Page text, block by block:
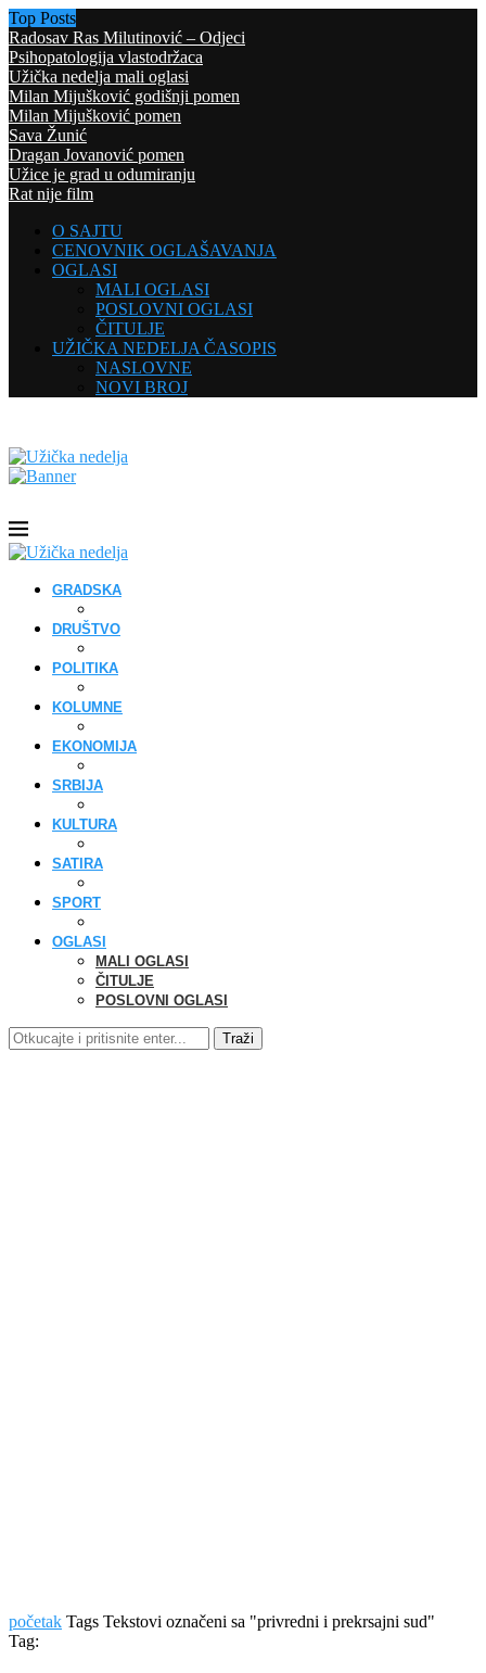
Top Posts
Radosav Ras Milutinović – Odjeci
Psihopatologija vlastodržaca
Užička nedelja mali oglasi
Milan Mijušković godišnji pomen
Milan Mijušković pomen
Sava Žunić
Dragan Jovanović pomen
Užice je grad u odumiranju
Rat nije film
O SAJTU
CENOVNIK OGLAŠAVANJA
OGLASI
MALI OGLASI
POSLOVNI OGLASI
ČITULJE
UŽIČKA NEDELJA ČASOPIS
NASLOVNE
NOVI BROJ
GRADSKA
DRUŠTVO
POLITIKA
KOLUMNE
EKONOMIJA
SRBIJA
KULTURA
SATIRA
SPORT
OGLASI
MALI OGLASI
ČITULJE
POSLOVNI OGLASI
Traži
početak Tags Tekstovi označeni sa "privredni i prekrsajni sud"
Tag: